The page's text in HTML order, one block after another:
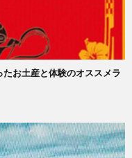
たお土産と体験のオススメラ